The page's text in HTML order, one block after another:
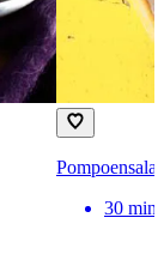
30 min